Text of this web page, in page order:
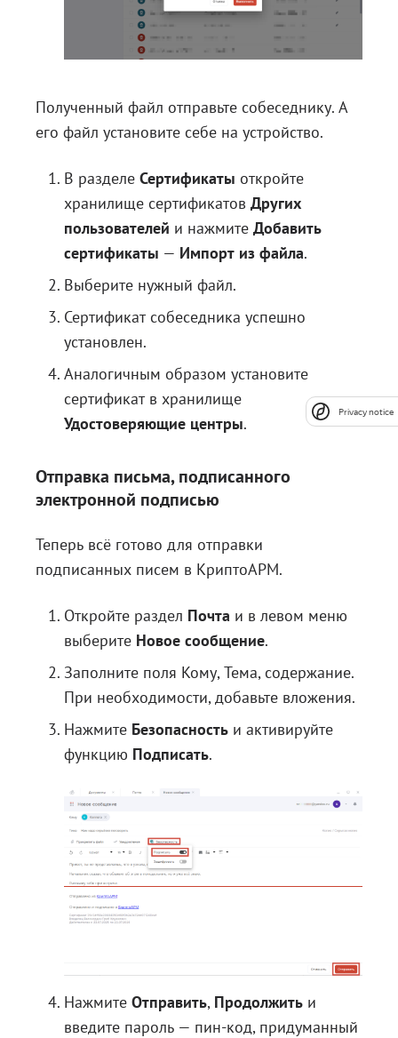
Полученный файл отправьте собеседнику. А
его файл установите себе на устройство.
В разделе Сертификаты откройте
хранилище сертификатов Других
пользователей и нажмите Добавить
сертификаты — Импорт из файла.
Выберите нужный файл.
Сертификат собеседника успешно
установлен.
Аналогичным образом установите
сертификат в хранилище
Удостоверяющие центры.
Отправка письма, подписанного
электронной подписью
Теперь всё готово для отправки
подписанных писем в КриптоАРМ.
Откройте раздел Почта и в левом меню
выберите Новое сообщение.
Заполните поля Кому, Тема, содержание.
При необходимости, добавьте вложения.
Нажмите Безопасность и активируйте
функцию Подписать.
Нажмите Отправить, Продолжить и
введите пароль — пин-код, придуманный
Privacy notice